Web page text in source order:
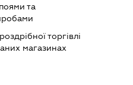
та
торгівлі
магазинах